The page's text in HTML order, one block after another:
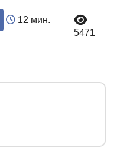
12 мин.
5471